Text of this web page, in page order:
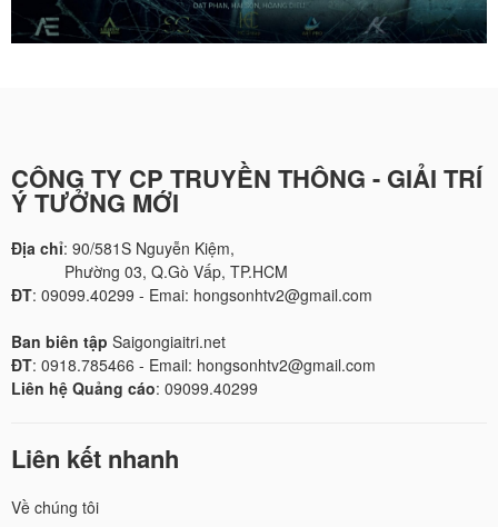
CÔNG TY CP TRUYỀN THÔNG - GIẢI TRÍ
Ý TƯỞNG MỚI
Địa chỉ: 90/581S Nguyễn Kiệm,
Phường 03, Q.Gò Vấp, TP.HCM
ĐT: 09099.40299 - Emai: hongsonhtv2@gmail.com
Ban biên tập Saigongiaitri.net
ĐT: 0918.785466 - Email: hongsonhtv2@gmail.com
Liên hệ Quảng cáo: 09099.40299
Liên kết nhanh
Về chúng tôi